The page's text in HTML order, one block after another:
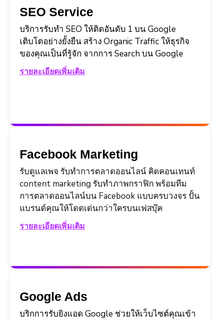
SEO Service
บริการรับทำ SEO ให้ติดอันดับ 1 บน Google
เติบโตอย่างยั้งยืน สร้าง Organic Traffic ให้ธุรกิจ
ของคุณเป็นที่รู้จัก จากการ Search บน Google
รายละเอียดเพิ่มเติม
Facebook Marketing
รับดูแลเพจ รับทำการตลาดออนไลน์ คิดคอนเทนท์
content marketing รับทำภาพกราฟิก พร้อมทีม
การตลาดออนไลน์บน Facebook แบบครบวงจร ปั้น
แบรนด์คุณให้โดดเด่นกว่าใครบนเฟสบุ๊ค
รายละเอียดเพิ่มเติม
Google Ads
บริกการรับยิงแอด Google ช่วยให้เว็บไซต์คุณเข้า